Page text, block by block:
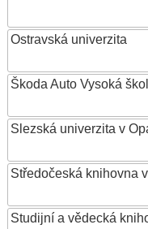
Ostravská univerzita
Škoda Auto Vysoká
Slezská univerzita v
Středočeská knihovna
Studijní a vědecká